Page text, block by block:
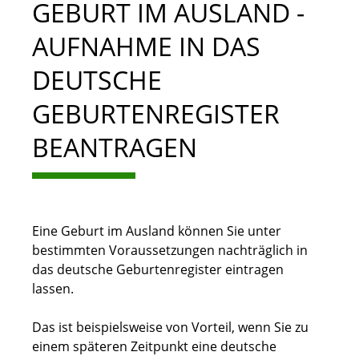
GEBURT IM AUSLAND -
AUFNAHME IN DAS
DEUTSCHE
GEBURTENREGISTER
BEANTRAGEN
Eine Geburt im Ausland können Sie unter
bestimmten Voraussetzungen nachträglich in
das deutsche Geburtenregister eintragen
lassen.
Das ist beispielsweise von Vorteil, wenn Sie zu
einem späteren Zeitpunkt eine deutsche